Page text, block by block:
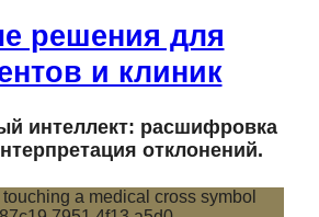
решения для
и клиник
интеллект: расшифровка
отклонений.